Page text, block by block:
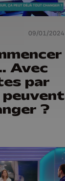
09/01/2024
Avec
par
?